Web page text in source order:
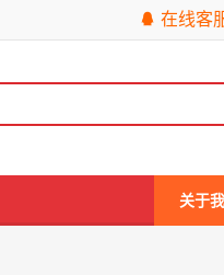
在线客
关于